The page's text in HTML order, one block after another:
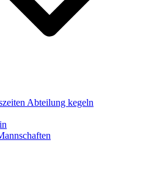
Abteilung kegeln